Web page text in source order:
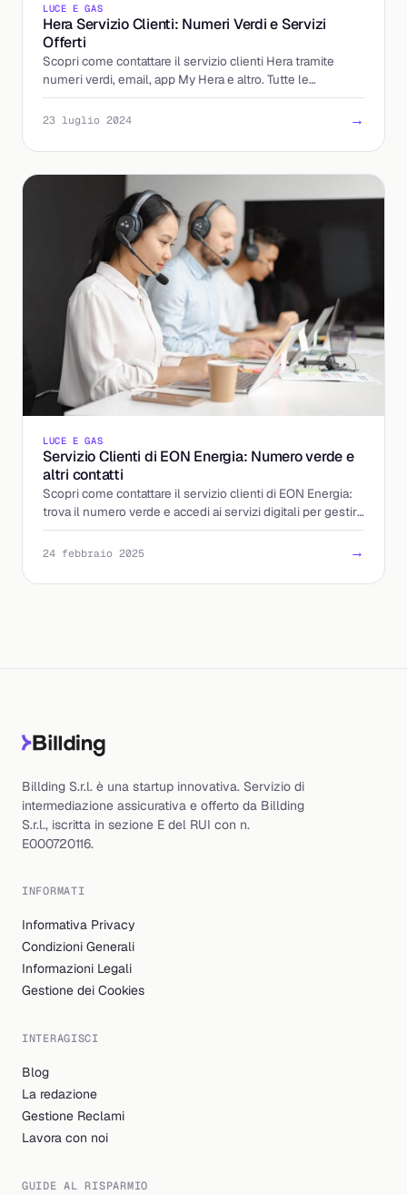
LUCE E GAS
Hera Servizio Clienti: Numeri Verdi e Servizi
Offerti
Scopri come contattare il servizio clienti Hera tramite
numeri verdi, email, app My Hera e altro. Tutte le
informazioni sui servizi.
23 luglio 2024 →
LUCE E GAS
Servizio Clienti di EON Energia: Numero verde e
altri contatti
Scopri come contattare il servizio clienti di EON Energia:
trova il numero verde e accedi ai servizi digitali per gestire
le utenze.
24 febbraio 2025 →
Billding S.r.l. è una startup innovativa. Servizio di
intermediazione assicurativa e offerto da Billding
S.r.l., iscritta in sezione E del RUI con n.
E000720116.
INFORMATI
Informativa Privacy
Condizioni Generali
Informazioni Legali
Gestione dei Cookies
INTERAGISCI
Blog
La redazione
Gestione Reclami
Lavora con noi
GUIDE AL RISPARMIO